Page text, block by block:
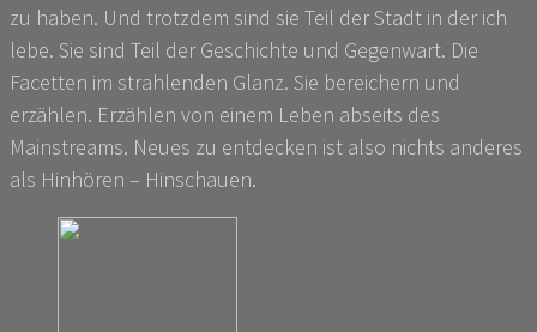
zu haben. Und trotzdem sind sie Teil der Stadt in der ich
lebe. Sie sind Teil der Geschichte und Gegenwart. Die
Facetten im strahlenden Glanz. Sie bereichern und
erzählen. Erzählen von einem Leben abseits des
Mainstreams. Neues zu entdecken ist also nichts anderes
als Hinhören – Hinschauen.